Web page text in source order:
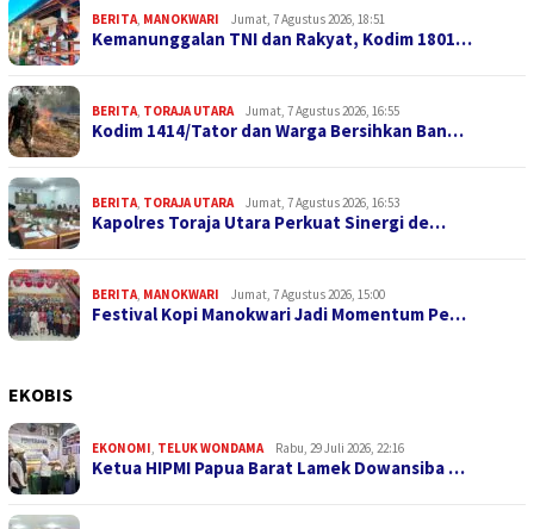
BERITA, MANOKWARI Jumat, 7 Agustus 2026, 18:51
Kemanunggalan TNI dan Rakyat, Kodim 1801…
BERITA, TORAJA UTARA Jumat, 7 Agustus 2026, 16:55
Kodim 1414/Tator dan Warga Bersihkan Ban…
BERITA, TORAJA UTARA Jumat, 7 Agustus 2026, 16:53
Kapolres Toraja Utara Perkuat Sinergi de…
BERITA, MANOKWARI Jumat, 7 Agustus 2026, 15:00
Festival Kopi Manokwari Jadi Momentum Pe…
EKOBIS
EKONOMI, TELUK WONDAMA Rabu, 29 Juli 2026, 22:16
Ketua HIPMI Papua Barat Lamek Dowansiba …